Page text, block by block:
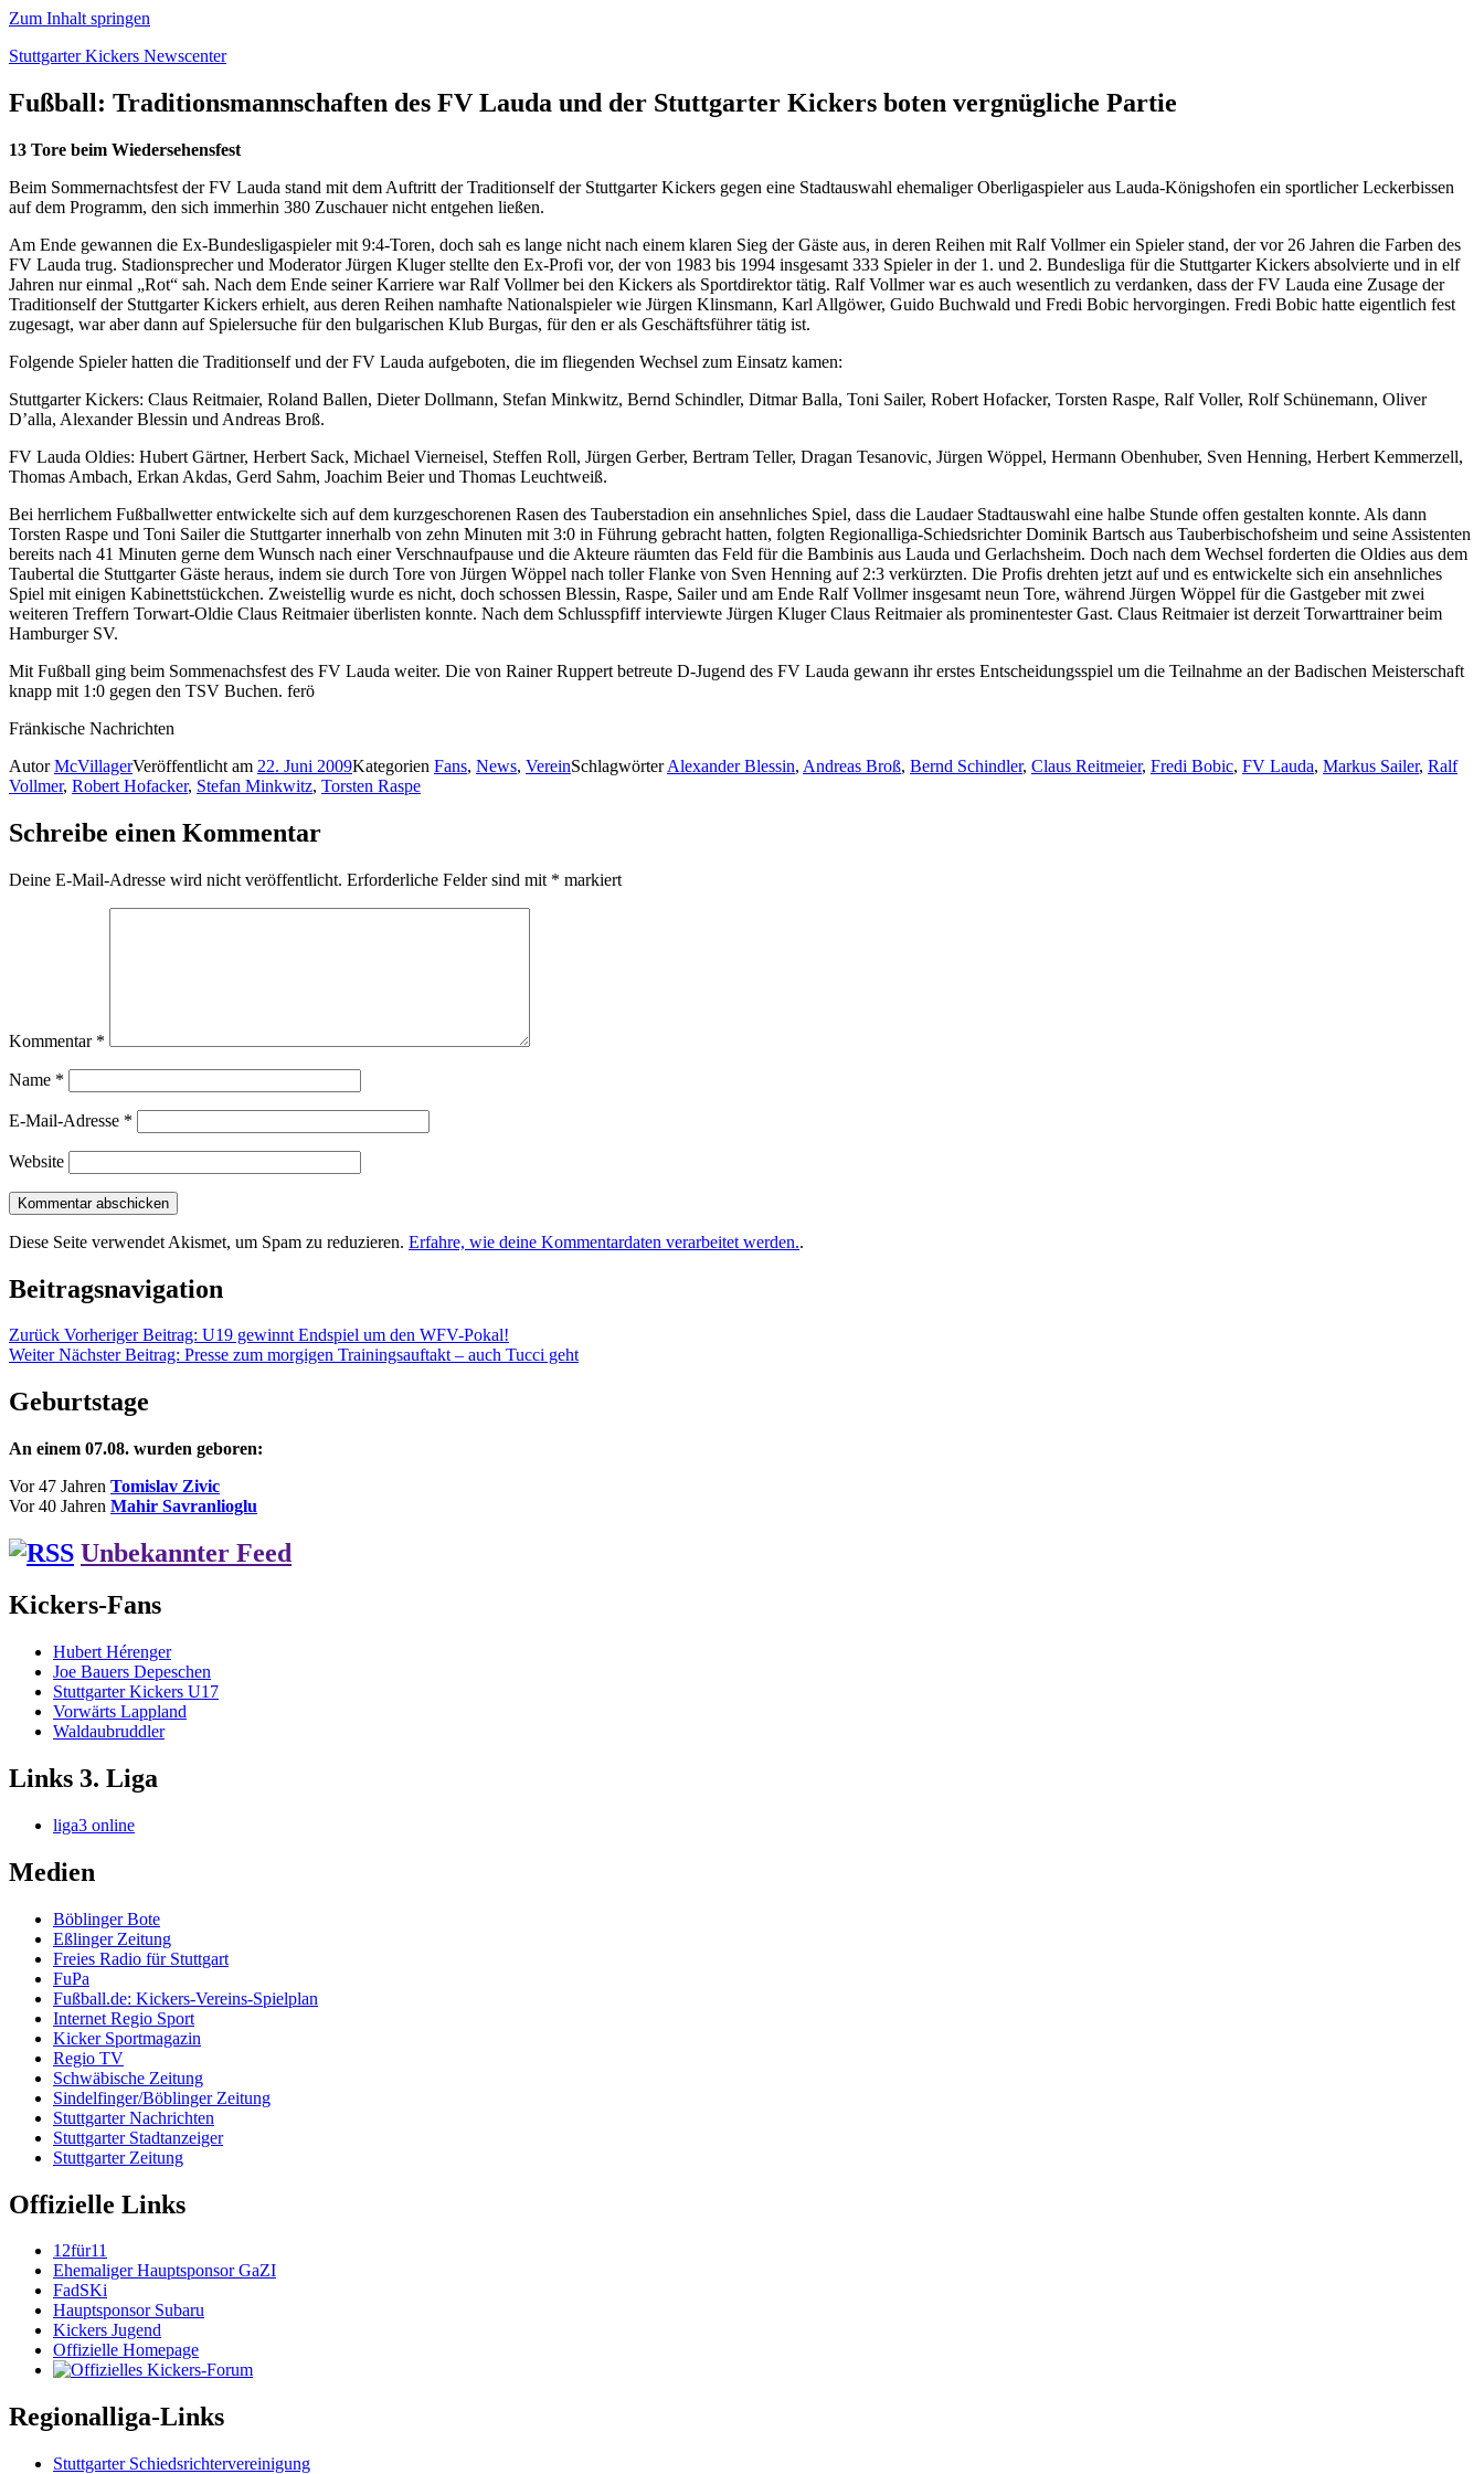
Zum Inhalt springen
Stuttgarter Kickers Newscenter
Fußball: Traditionsmannschaften des FV Lauda und der Stuttgarter Kickers boten vergnügliche Partie
13 Tore beim Wiedersehensfest
Beim Sommernachtsfest der FV Lauda stand mit dem Auftritt der Traditionself der Stuttgarter Kickers gegen eine Stadtauswahl ehemaliger Oberligaspieler aus Lauda-Königshofen ein sportlicher Leckerbissen
auf dem Programm, den sich immerhin 380 Zuschauer nicht entgehen ließen.
Am Ende gewannen die Ex-Bundesligaspieler mit 9:4-Toren, doch sah es lange nicht nach einem klaren Sieg der Gäste aus, in deren Reihen mit Ralf Vollmer ein Spieler stand, der vor 26 Jahren die Farben des
FV Lauda trug. Stadionsprecher und Moderator Jürgen Kluger stellte den Ex-Profi vor, der von 1983 bis 1994 insgesamt 333 Spieler in der 1. und 2. Bundesliga für die Stuttgarter Kickers absolvierte und in elf
Jahren nur einmal „Rot“ sah. Nach dem Ende seiner Karriere war Ralf Vollmer bei den Kickers als Sportdirektor tätig. Ralf Vollmer war es auch wesentlich zu verdanken, dass der FV Lauda eine Zusage der
Traditionself der Stuttgarter Kickers erhielt, aus deren Reihen namhafte Nationalspieler wie Jürgen Klinsmann, Karl Allgöwer, Guido Buchwald und Fredi Bobic hervorgingen. Fredi Bobic hatte eigentlich fest
zugesagt, war aber dann auf Spielersuche für den bulgarischen Klub Burgas, für den er als Geschäftsführer tätig ist.
Folgende Spieler hatten die Traditionself und der FV Lauda aufgeboten, die im fliegenden Wechsel zum Einsatz kamen:
Stuttgarter Kickers: Claus Reitmaier, Roland Ballen, Dieter Dollmann, Stefan Minkwitz, Bernd Schindler, Ditmar Balla, Toni Sailer, Robert Hofacker, Torsten Raspe, Ralf Voller, Rolf Schünemann, Oliver
D’alla, Alexander Blessin und Andreas Broß.
FV Lauda Oldies: Hubert Gärtner, Herbert Sack, Michael Vierneisel, Steffen Roll, Jürgen Gerber, Bertram Teller, Dragan Tesanovic, Jürgen Wöppel, Hermann Obenhuber, Sven Henning, Herbert Kemmerzell,
Thomas Ambach, Erkan Akdas, Gerd Sahm, Joachim Beier und Thomas Leuchtweiß.
Bei herrlichem Fußballwetter entwickelte sich auf dem kurzgeschorenen Rasen des Tauberstadion ein ansehnliches Spiel, dass die Laudaer Stadtauswahl eine halbe Stunde offen gestalten konnte. Als dann
Torsten Raspe und Toni Sailer die Stuttgarter innerhalb von zehn Minuten mit 3:0 in Führung gebracht hatten, folgten Regionalliga-Schiedsrichter Dominik Bartsch aus Tauberbischofsheim und seine Assistenten
bereits nach 41 Minuten gerne dem Wunsch nach einer Verschnaufpause und die Akteure räumten das Feld für die Bambinis aus Lauda und Gerlachsheim. Doch nach dem Wechsel forderten die Oldies aus dem
Taubertal die Stuttgarter Gäste heraus, indem sie durch Tore von Jürgen Wöppel nach toller Flanke von Sven Henning auf 2:3 verkürzten. Die Profis drehten jetzt auf und es entwickelte sich ein ansehnliches
Spiel mit einigen Kabinettstückchen. Zweistellig wurde es nicht, doch schossen Blessin, Raspe, Sailer und am Ende Ralf Vollmer insgesamt neun Tore, während Jürgen Wöppel für die Gastgeber mit zwei
weiteren Treffern Torwart-Oldie Claus Reitmaier überlisten konnte. Nach dem Schlusspfiff interviewte Jürgen Kluger Claus Reitmaier als prominentester Gast. Claus Reitmaier ist derzeit Torwarttrainer beim
Hamburger SV.
Mit Fußball ging beim Sommenachsfest des FV Lauda weiter. Die von Rainer Ruppert betreute D-Jugend des FV Lauda gewann ihr erstes Entscheidungsspiel um die Teilnahme an der Badischen Meisterschaft
knapp mit 1:0 gegen den TSV Buchen. ferö
Fränkische Nachrichten
AutorMcVillagerVeröffentlicht am 22. Juni 2009Kategorien Fans, News, VereinSchlagwörterAlexander Blessin, Andreas Broß, Bernd Schindler, Claus Reitmeier, Fredi Bobic, FV Lauda, Markus Sailer, Ralf
Vollmer, Robert Hofacker, Stefan Minkwitz, Torsten Raspe
Schreibe einen Kommentar
Deine E-Mail-Adresse wird nicht veröffentlicht. Erforderliche Felder sind mit * markiert
Kommentar *
Name *
E-Mail-Adresse *
Website
Diese Seite verwendet Akismet, um Spam zu reduzieren. Erfahre, wie deine Kommentardaten verarbeitet werden..
Beitragsnavigation
Zurück Vorheriger Beitrag: U19 gewinnt Endspiel um den WFV-Pokal!
Weiter Nächster Beitrag: Presse zum morgigen Trainingsauftakt – auch Tucci geht
Geburtstage
An einem 07.08. wurden geboren:
Vor 47 Jahren Tomislav Zivic
Vor 40 Jahren Mahir Savranlioglu
Unbekannter Feed
Kickers-Fans
Hubert Hérenger
Joe Bauers Depeschen
Stuttgarter Kickers U17
Vorwärts Lappland
Waldaubruddler
Links 3. Liga
liga3 online
Medien
Böblinger Bote
Eßlinger Zeitung
Freies Radio für Stuttgart
FuPa
Fußball.de: Kickers-Vereins-Spielplan
Internet Regio Sport
Kicker Sportmagazin
Regio TV
Schwäbische Zeitung
Sindelfinger/Böblinger Zeitung
Stuttgarter Nachrichten
Stuttgarter Stadtanzeiger
Stuttgarter Zeitung
Offizielle Links
12für11
Ehemaliger Hauptsponsor GaZI
FadSKi
Hauptsponsor Subaru
Kickers Jugend
Offizielle Homepage
Regionalliga-Links
Stuttgarter Schiedsrichtervereinigung